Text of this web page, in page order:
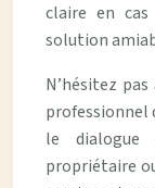
claire en
solution
N’hésitez
professionnel
le dialogue
propriétaire